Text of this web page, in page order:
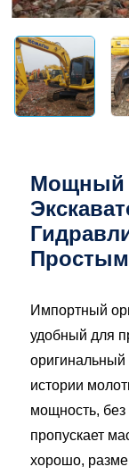
Мощный
Импортный
удобный для
оригинальный
истории
мощность,
пропускает
хорошо,